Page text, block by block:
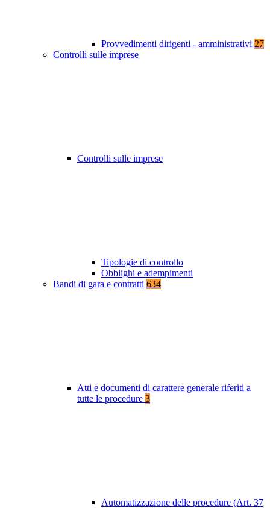
Provvedimenti dirigenti - amministrativi 27
Controlli sulle imprese
Controlli sulle imprese
Tipologie di controllo
Obblighi e adempimenti
Bandi di gara e contratti 634
Atti e documenti di carattere generale riferiti a
tutte le procedure 3
Automatizzazione delle procedure (Art. 37